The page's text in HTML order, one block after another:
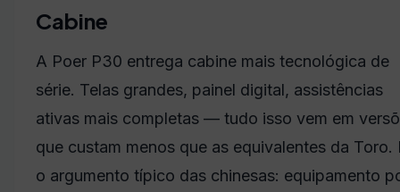
Cabine
A Poer P30 entrega cabine mais tecnológica de
série. Telas grandes, painel digital, assistências
ativas mais completas — tudo isso vem em
que custam menos que as equivalentes da Toro.
o argumento típico das chinesas: equipamento